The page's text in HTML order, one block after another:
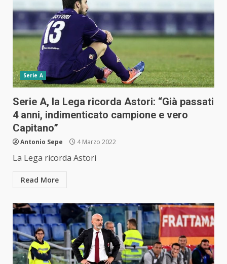
Serie A
Serie A, la Lega ricorda Astori: “Già passati
4 anni, indimenticato campione e vero
Capitano”
Antonio Sepe 4 Marzo 2022
La Lega ricorda Astori
Read More